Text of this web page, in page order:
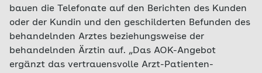
bauen die Telefonate auf den Berichten des Kunden
oder der Kundin und den geschilderten Befunden des
behandelnden Arztes beziehungsweise der
behandelnden Ärztin auf. „Das AOK-Angebot
ergänzt das vertrauensvolle Arzt-Patienten-